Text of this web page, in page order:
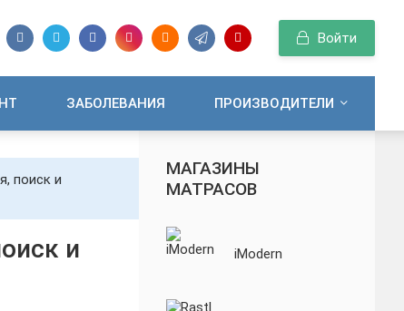
Войти
ЗАБОЛЕВАНИЯ ПРОИЗВОДИТЕЛИ
поиск и
и
МАГАЗИНЫ
МАТРАСОВ
iModern